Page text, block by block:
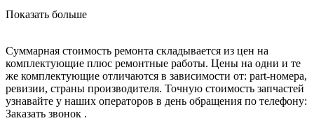
буферных накопителей
cd проигрывателей
cd ресиверов
cd транспортов
чаеварок
чайников
часов настенных
Показать больше
Суммарная стоимость ремонта складывается из цен на
комплектующие плюс ремонтные работы. Цены на одни и те
же комплектующие отличаются в зависимости от: part-номера,
ревизии, страны производителя. Точную стоимость запчастей
узнавайте у наших операторов в день обращения по телефону:
Заказать звонок .